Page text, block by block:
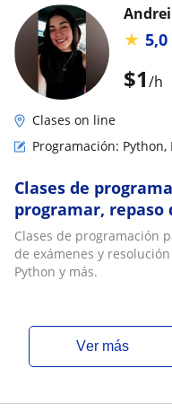
$1/h
★ 5,0
Clases on line
Programación: Python,
Clases de
programar, repaso
de guías en Java,
Clases de programación
de exámenes y
Python y más.
ver más